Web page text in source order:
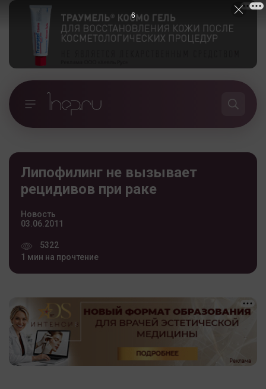
Липофилинг не вызывает
рецидивов при раке
Новость
03.06.2011
5322
1 мин на прочтение
5